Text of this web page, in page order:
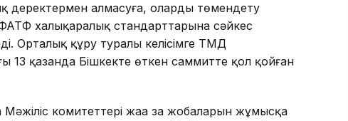
деректермен алмасуға, оларды төмендету
халықаралық стандарттарына сәйкес
Орталық құру туралы келісімге ТМД
13 қазанда Бішкекте өткен саммитте қол қойған
комитеттері жаңа заң жобаларын жұмысқа